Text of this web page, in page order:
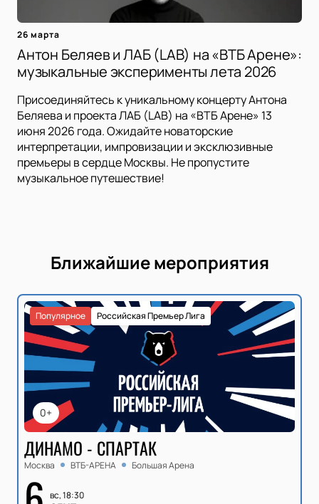
26 марта
Антон Беляев и ЛАБ (LAB) на «ВТБ Арене»:
музыкальные эксперименты лета 2026
Присоединяйтесь к уникальному концерту Антона
Беляева и проекта ЛАБ (LAB) на «ВТБ Арене» 13
июня 2026 года. Ожидайте новаторские
интерпретации, импровизации и эксклюзивные
премьеры в сердце Москвы. Не пропустите
музыкальное путешествие!
Ближайшие мероприятия
0+
Российская Премьер Лига
Популярное
ДИНАМО - СПАРТАК
Москва ВТБ-АРЕНА Большая Арена
вс, 18:30